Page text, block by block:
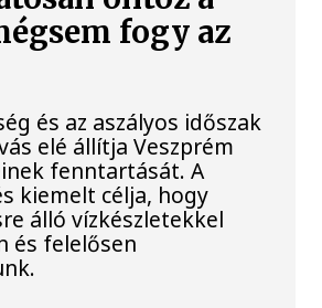
fogy az
és az aszályos időszak
elé állítja Veszprém
fenntartását. A
kiemelt célja, hogy
álló vízkészletekkel
és felelősen